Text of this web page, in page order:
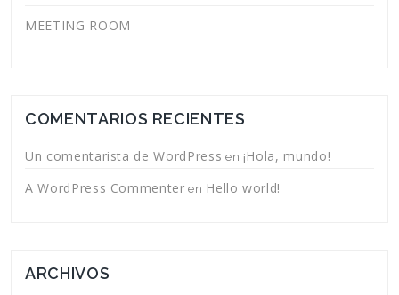
MEETING ROOM
COMENTARIOS RECIENTES
Un comentarista de WordPress en ¡Hola, mundo!
A WordPress Commenter en Hello world!
ARCHIVOS